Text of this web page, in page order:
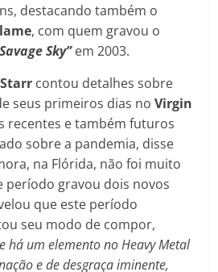
destacando também o
, com quem gravou o
Sky”em 2003.
contou detalhes sobre
seus primeiros dias noVirgin
recentes e também futuros
sobre a pandemia, disse
na Flórida, não foi muito
período gravou dois novos
que este período
seu modo de compor,
há um elemento no Heavy Metal
e de desgraça iminente,